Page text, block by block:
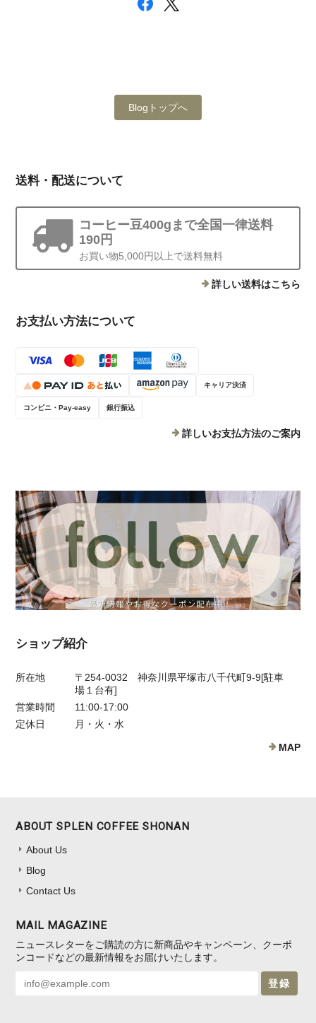
Blogトップへ
送料・配送について
コーヒー豆400gまで全国一律送料
190円
お買い物5,000円以上で送料無料
詳しい送料はこちら
お支払い方法について
キャリア決済
コンビニ・Pay-easy 銀行振込
詳しいお支払方法のご案内
ショップ紹介
所在地
〒254-0032 神奈川県平塚市八千代町9-9[駐車
場１台有]
営業時間
11:00-17:00
定休日
月・火・水
MAP
ABOUT SPLEN COFFEE SHONAN
About Us
Blog
Contact Us
MAIL MAGAZINE
ニュースレターをご購読の方に新商品やキャンペーン、クーポ
ンコードなどの最新情報をお届けいたします。
登録